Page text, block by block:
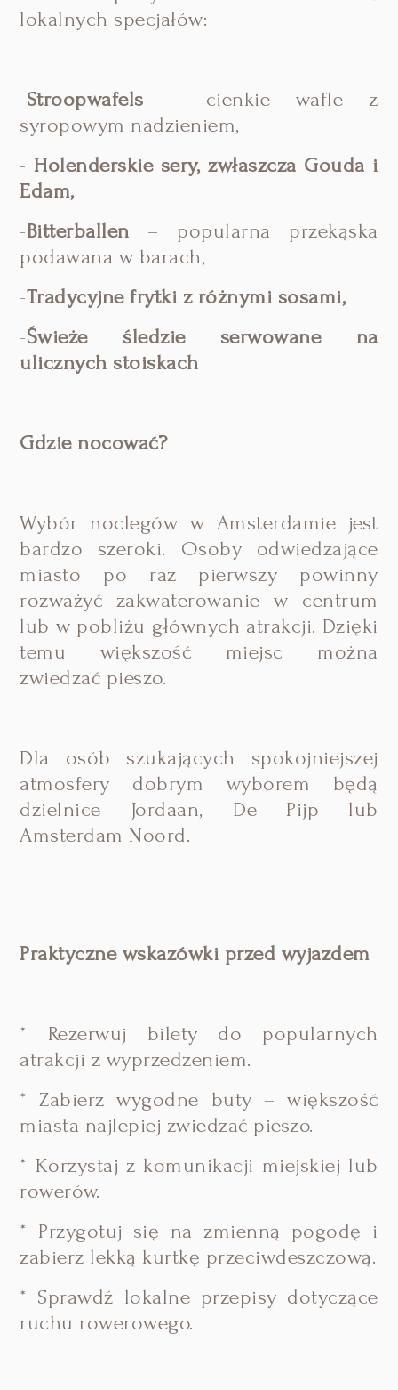
lokalnych specjałów:
-Stroopwafels – cienkie wafle z
syropowym nadzieniem,
- Holenderskie sery, zwłaszcza Gouda i
Edam,
-Bitterballen – popularna przekąska
podawana w barach,
-Tradycyjne frytki z różnymi sosami,
-Świeże śledzie serwowane na
ulicznych stoiskach
Gdzie nocować?
Wybór noclegów w Amsterdamie jest
bardzo szeroki. Osoby odwiedzające
miasto po raz pierwszy powinny
rozważyć zakwaterowanie w centrum
lub w pobliżu głównych atrakcji. Dzięki
temu większość miejsc można
zwiedzać pieszo.
Dla osób szukających spokojniejszej
atmosfery dobrym wyborem będą
dzielnice Jordaan, De Pijp lub
Amsterdam Noord.
Praktyczne wskazówki przed wyjazdem
* Rezerwuj bilety do popularnych
atrakcji z wyprzedzeniem.
* Zabierz wygodne buty – większość
miasta najlepiej zwiedzać pieszo.
* Korzystaj z komunikacji miejskiej lub
rowerów.
* Przygotuj się na zmienną pogodę i
zabierz lekką kurtkę przeciwdeszczową.
* Sprawdź lokalne przepisy dotyczące
ruchu rowerowego.